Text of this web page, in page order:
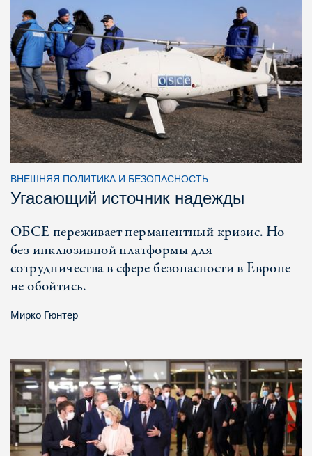
ВНЕШНЯЯ ПОЛИТИКА И БЕЗОПАСНОСТЬ
Угасающий источник надежды
ОБСЕ переживает перманентный кризис. Но
без инклюзивной платформы для
сотрудничества в сфере безопасности в Европе
не обойтись.
Мирко Гюнтер